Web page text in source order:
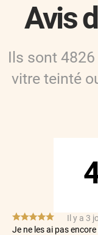
Avis
Ils sont 4826
vitre teinté
*****
Je ne les ai pas
Il y a 3